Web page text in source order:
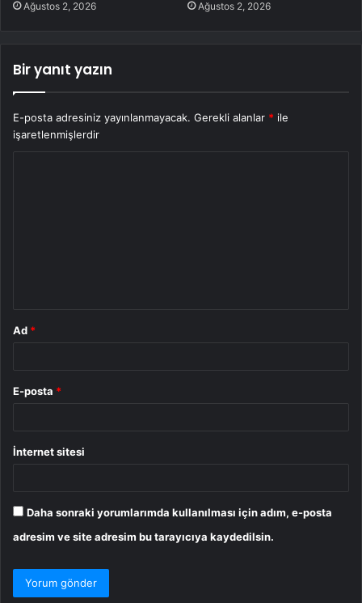
Ağustos 2, 2026 Ağustos 2, 2026
Bir yanıt yazın
E-posta adresiniz yayınlanmayacak. Gerekli alanlar * ile
işaretlenmişlerdir
Ad *
E-posta *
İnternet sitesi
Daha sonraki yorumlarımda kullanılması için adım, e-posta
adresim ve site adresim bu tarayıcıya kaydedilsin.